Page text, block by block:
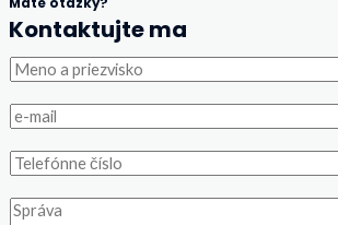
Kontaktujte ma
M
e
n
o
p
r
i
e
e
-
m
l
T
e
l
eS